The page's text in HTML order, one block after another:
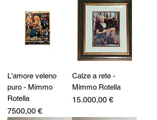
L'amore veleno
puro - Mimmo
Rotella
Prezzo
7500,00 €
Calze a rete -
Mimmo Rotella
Prezzo
15.000,00 €